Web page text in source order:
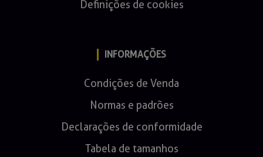
Definições de cookies
INFORMAÇÕES
Condições de Venda
Normas e padrões
Declarações de conformidade
Tabela de tamanhos